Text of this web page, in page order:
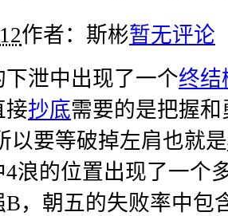
作者：斯彬暂无评论
下泄中出现了一个终结
接抄底需要的是把握
以要等破掉左肩也就是
4浪的位置出现了一个
，朝五的失败率中包